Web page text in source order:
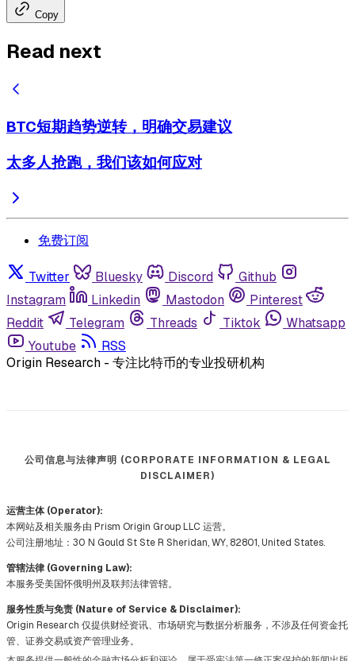
Copy
Read next
BTC短期趋势逆转，明确交易建议
太多人抢跑，我们该如何应对
免费订阅
Twitter Bluesky Discord
Github
Instagram
Linkedin Mastodon
Pinterest
Reddit
Telegram Threads Tiktok
Whatsapp
Youtube
RSS
Origin Research - 专注比特币的专业投研机构
公司信息与法律声明 (CORPORATE INFORMATION & LEGAL
DISCLAIMER)
运营主体 (Operator):
本网站及相关服务由 Prism Origin Group LLC 运营。
公司注册地址：30 N Gould St Ste R Sheridan, WY, 82801, United States.
管辖法律 (Governing Law):
本服务受美国怀俄明州及联邦法律管辖。
服务性质与免责 (Nature of Service & Disclaimer):
Origin Research 仅提供财经资讯、市场研究与数据分析服务，不涉及任何资金托
管、证券交易或资产管理业务。